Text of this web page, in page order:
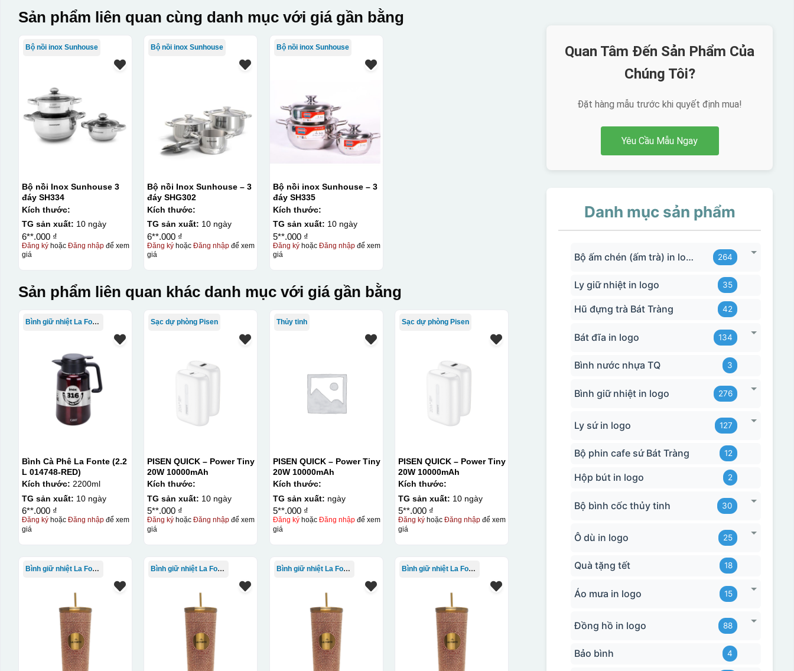
Sản phẩm liên quan cùng danh mục với giá gần bằng
Bộ nồi inox Sunhouse
Bộ nồi Inox Sunhouse 3
đáy SH334
Kích thước:
TG sản xuất: 10 ngày
6**.000 ₫
Đăng kýhoặc Đăng nhậpđể xem
giá
Bộ nồi inox Sunhouse
Bộ nồi Inox Sunhouse – 3
đáy SHG302
Kích thước:
TG sản xuất: 10 ngày
6**.000 ₫
Đăng ký hoặcĐăng nhập để xem
giá
Bộ nồi inox Sunhouse
Bộ nồi inox Sunhouse – 3
đáy SH335
Kích thước:
TG sản xuất: 10 ngày
5**.000 ₫
Đăng kýhoặc Đăng nhậpđể xem
giá
Sản phẩm liên quan khác danh mục với giá gần bằng
Bình giữ nhiệt La Fonte
Bình Cà Phê La Fonte (2.2
L 014748-RED)
Kích thước: 2200ml
TG sản xuất: 10 ngày
6**.000 ₫
Đăng kýhoặc Đăng nhậpđể xem
giá
Sạc dự phòng Pisen
PISEN QUICK – Power Tiny
20W 10000mAh
Kích thước:
TG sản xuất: 10 ngày
5**.000 ₫
Đăng ký hoặcĐăng nhập để xem
giá
Thủy tinh
PISEN QUICK – Power Tiny
20W 10000mAh
Kích thước:
TG sản xuất: ngày
5**.000 ₫
Đăng kýhoặc Đăng nhậpđể xem
giá
Sạc dự phòng Pisen
PISEN QUICK – Power Tiny
20W 10000mAh
Kích thước:
TG sản xuất: 10 ngày
5**.000 ₫
Đăng ký hoặcĐăng nhập để xem
giá
Bình giữ nhiệt La Fonte Bình giữ nhiệt La Fonte Bình giữ nhiệt La Fonte Bình giữ nhiệt La Fonte
Quan Tâm Đến Sản Phẩm Của
Chúng Tôi?
Đặt hàng mẫu trước khi quyết định mua!
Yêu Cầu Mẫu Ngay
Danh mục sản phẩm
Bộ ấm chén (ấm trà) in logo 264
Ly giữ nhiệt in logo 35
Hũ đựng trà Bát Tràng 42
Bát đĩa in logo 134
Bình nước nhựa TQ 3
Bình giữ nhiệt in logo 276
Ly sứ in logo 127
Bộ phin cafe sứ Bát Tràng 12
Hộp bút in logo 2
Bộ bình cốc thủy tinh 30
Ô dù in logo 25
Quà tặng tết 18
Áo mưa in logo 15
Đồng hồ in logo 88
Bảo bình 4